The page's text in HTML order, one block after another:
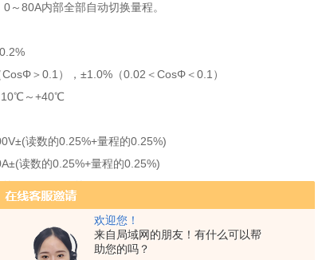
欢迎您！
来自局域网的朋友！有什么可以帮
助您的吗？
～80A内部全部自动切换量程。
＞0.1），±1.0%（0.02＜CosΦ＜0.1）
10℃～+40℃
读数的0.25%+量程的0.25%)
读数的0.25%+量程的0.25%)
0.25%+量程的0.25%)
，精度±5个字